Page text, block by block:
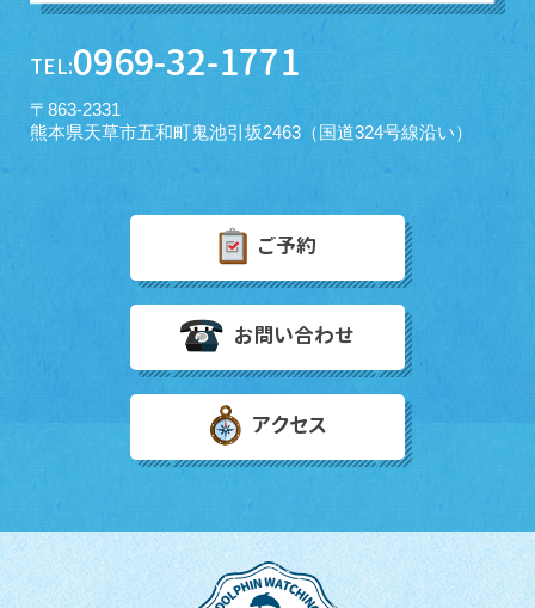
TEL:0969-32-1771
〒863-2331
熊本県天草市五和町鬼池引坂2463（国道324号線沿い）
ご予約
お問い合わせ
アクセス